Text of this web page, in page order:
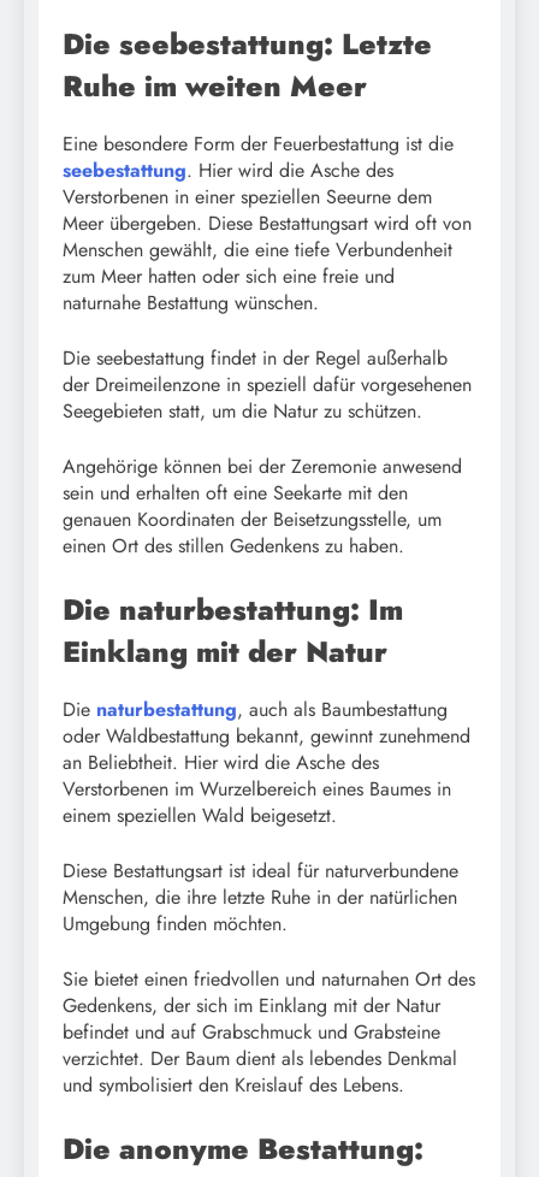
Die seebestattung: Letzte
Ruhe im weiten Meer
Eine besondere Form der Feuerbestattung ist die
seebestattung. Hier wird die Asche des
Verstorbenen in einer speziellen Seeurne dem
Meer übergeben. Diese Bestattungsart wird oft von
Menschen gewählt, die eine tiefe Verbundenheit
zum Meer hatten oder sich eine freie und
naturnahe Bestattung wünschen.
Die seebestattung findet in der Regel außerhalb
der Dreimeilenzone in speziell dafür vorgesehenen
Seegebieten statt, um die Natur zu schützen.
Angehörige können bei der Zeremonie anwesend
sein und erhalten oft eine Seekarte mit den
genauen Koordinaten der Beisetzungsstelle, um
einen Ort des stillen Gedenkens zu haben.
Die naturbestattung: Im
Einklang mit der Natur
Die naturbestattung, auch als Baumbestattung
oder Waldbestattung bekannt, gewinnt zunehmend
an Beliebtheit. Hier wird die Asche des
Verstorbenen im Wurzelbereich eines Baumes in
einem speziellen Wald beigesetzt.
Diese Bestattungsart ist ideal für naturverbundene
Menschen, die ihre letzte Ruhe in der natürlichen
Umgebung finden möchten.
Sie bietet einen friedvollen und naturnahen Ort des
Gedenkens, der sich im Einklang mit der Natur
befindet und auf Grabschmuck und Grabsteine
verzichtet. Der Baum dient als lebendes Denkmal
und symbolisiert den Kreislauf des Lebens.
Die anonyme Bestattung: